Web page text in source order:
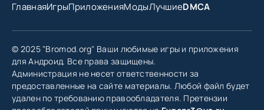
ГлавнаяИгрыПриложенияМодыЛучшиеDMCA
© 2025 "Bromod.org" Ваши любимые игры и приложения
для Андроид. Все права защищены.
Администрация не несет ответственности за
предоставленные на сайте материалы. Любой файл будет
удален по требованию правообладателя. Претензии